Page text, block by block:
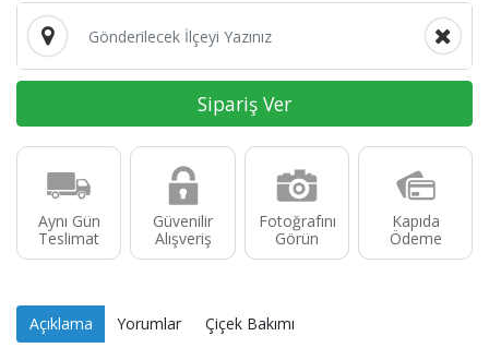
Sipariş Ver
Aynı Gün
Teslimat
Güvenilir
Alışveriş
Fotoğrafını
Görün
Kapıda
Ödeme
Açıklama Yorumlar Çiçek Bakımı